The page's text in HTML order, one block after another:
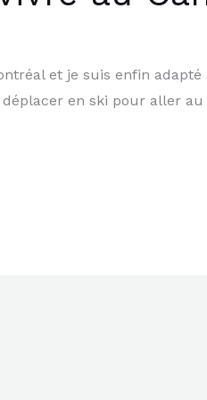
et je suis enfin adapté
en ski pour aller